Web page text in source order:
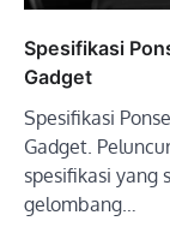
Spesifikasi
Gadget
Spesifikasi
Gadget.
spesifikasi yang
gelombang…